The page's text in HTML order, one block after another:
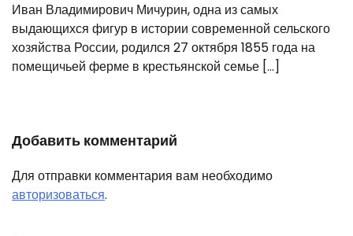
Иван Владимирович Мичурин, одна из самых
выдающихся фигур в истории современной сельского
хозяйства России, родился 27 октября 1855 года на
помещичьей ферме в крестьянской семье […]
Добавить комментарий
Для отправки комментария вам необходимо
авторизоваться.